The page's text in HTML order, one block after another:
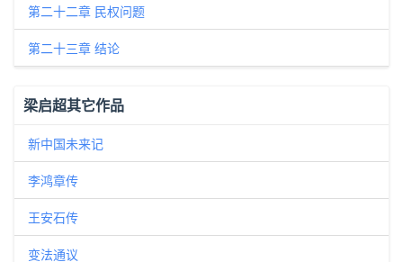
第二十二章 民权问题
第二十三章 结论
梁启超其它作品
新中国未来记
李鸿章传
王安石传
变法通议